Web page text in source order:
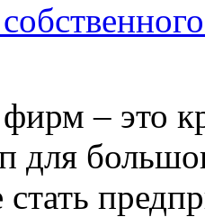
фирм – это
для
стать